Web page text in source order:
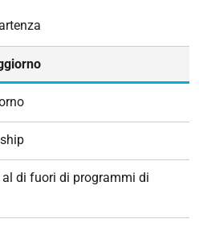
di fuori di programmi di